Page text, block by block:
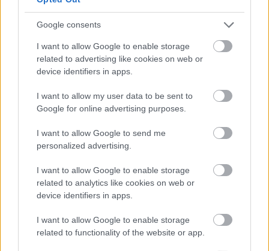
Google consents
I want to allow Google to enable storage
related to advertising like cookies on web or
device identifiers in apps.
I want to allow my user data to be sent to
Google for online advertising purposes.
I want to allow Google to send me
personalized advertising.
I want to allow Google to enable storage
related to analytics like cookies on web or
device identifiers in apps.
I want to allow Google to enable storage
related to functionality of the website or app.